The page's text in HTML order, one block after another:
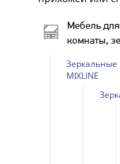
Мебель
комнаты,
MIXLINE